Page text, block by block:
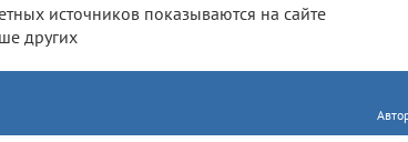
источников показываются на сайте
других